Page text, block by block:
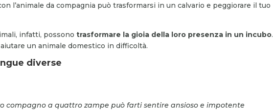
l’animale da compagnia può trasformarsi in un calvario e peggiorare il tuo
infatti, possonotrasformare la gioia della loro presenza in un incubo.
un animale domestico in difficoltà.
diverse
compagno a quattro zampe può farti sentire ansioso e impotente